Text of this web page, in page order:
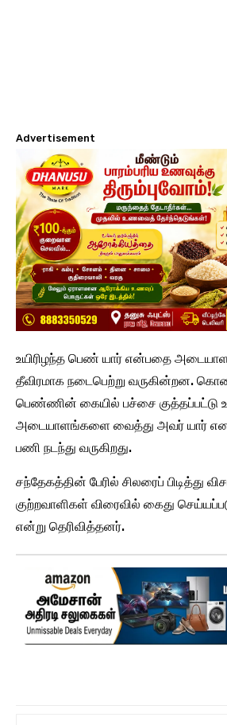
Advertisement
உயிரிழந்த பெண் யார் என்பதை
தீவிரமாக நடைபெற்று வருகின்றன.
பெண்ணின் கையில் பச்சை குத்தப்பட்டு
அடையாளங்களை வைத்து அவர் யார் என
பணி நடந்து வருகிறது.
சந்தேகத்தின் பேரில் சிலரைப் பிடித்து
குற்றவாளிகள் விரைவில் கைது
என்று தெரிவித்தனர்.